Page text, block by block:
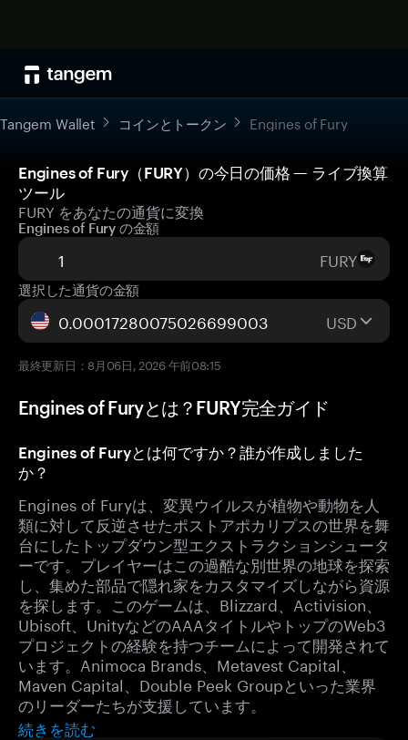
Tangem Wallet コインとトークン Engines of Fury
Engines of Fury（FURY）の今日の価格 — ライブ換算
ツール
FURY をあなたの通貨に変換
Engines of Fury の金額
FURY
選択した通貨の金額
USD
最終更新日：8月06日, 2026 午前08:15
Engines of Furyとは？FURY完全ガイド
Engines of Furyとは何ですか？誰が作成しました
か？
Engines of Furyは、変異ウイルスが植物や動物を人
類に対して反逆させたポストアポカリプスの世界を舞
台にしたトップダウン型エクストラクションシュータ
ーです。プレイヤーはこの過酷な別世界の地球を探索
し、集めた部品で隠れ家をカスタマイズしながら資源
を探します。このゲームは、Blizzard、Activision、
Ubisoft、UnityなどのAAAタイトルやトップのWeb3
プロジェクトの経験を持つチームによって開発されて
います。Animoca Brands、Metavest Capital、
Maven Capital、Double Peek Groupといった業界
のリーダーたちが支援しています。
続きを読む